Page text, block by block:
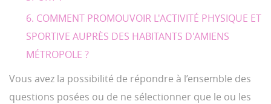
COMMENT PROMOUVOIR L'ACTIVITÉ PHYSIQUE ET
SPORTIVE AUPRÈS DES HABITANTS D'AMIENS
MÉTROPOLE ?
Vous avez la possibilité de répondre à l’ensemble des
questions posées ou de ne sélectionner que le ou les